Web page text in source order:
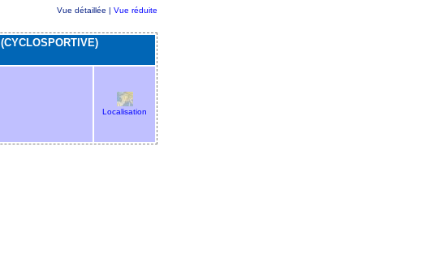
Vue détaillée | Vue réduite
(CYCLOSPORTIVE)
Localisation